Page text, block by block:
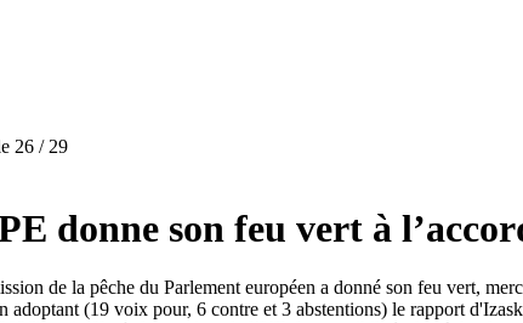
26 / 29
donne son feu vert à
de la pêche du Parlement européen a donné son feu vert,
adoptant (19 voix pour, 6 contre et 3 abstentions) le rapport